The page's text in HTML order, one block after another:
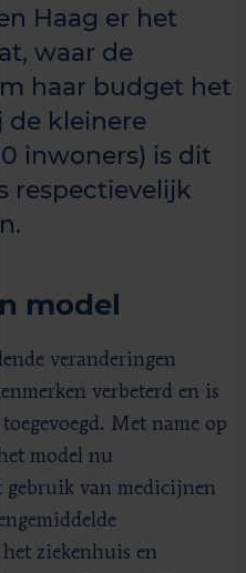
Haag er het
waar de
haar budget het
de kleinere
inwoners) is dit
respectievelijk
model
veranderingen
verbeterd en is
Met name op
model nu
gebruik van medicijnen
ziekenhuis en